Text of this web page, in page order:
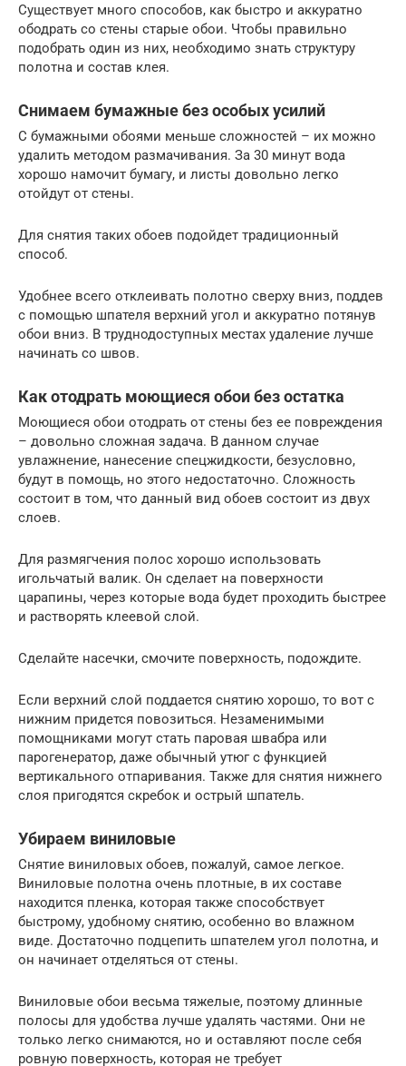
Существует много способов, как быстро и аккуратно
ободрать со стены старые обои. Чтобы правильно
подобрать один из них, необходимо знать структуру
полотна и состав клея.
Снимаем бумажные без особых усилий
С бумажными обоями меньше сложностей – их можно
удалить методом размачивания. За 30 минут вода
хорошо намочит бумагу, и листы довольно легко
отойдут от стены.
Для снятия таких обоев подойдет традиционный
способ.
Удобнее всего отклеивать полотно сверху вниз, поддев
с помощью шпателя верхний угол и аккуратно потянув
обои вниз. В труднодоступных местах удаление лучше
начинать со швов.
Как отодрать моющиеся обои без остатка
Моющиеся обои отодрать от стены без ее повреждения
– довольно сложная задача. В данном случае
увлажнение, нанесение спецжидкости, безусловно,
будут в помощь, но этого недостаточно. Сложность
состоит в том, что данный вид обоев состоит из двух
слоев.
Для размягчения полос хорошо использовать
игольчатый валик. Он сделает на поверхности
царапины, через которые вода будет проходить быстрее
и растворять клеевой слой.
Сделайте насечки, смочите поверхность, подождите.
Если верхний слой поддается снятию хорошо, то вот с
нижним придется повозиться. Незаменимыми
помощниками могут стать паровая швабра или
парогенератор, даже обычный утюг с функцией
вертикального отпаривания. Также для снятия нижнего
слоя пригодятся скребок и острый шпатель.
Убираем виниловые
Снятие виниловых обоев, пожалуй, самое легкое.
Виниловые полотна очень плотные, в их составе
находится пленка, которая также способствует
быстрому, удобному снятию, особенно во влажном
виде. Достаточно подцепить шпателем угол полотна, и
он начинает отделяться от стены.
Виниловые обои весьма тяжелые, поэтому длинные
полосы для удобства лучше удалять частями. Они не
только легко снимаются, но и оставляют после себя
ровную поверхность, которая не требует